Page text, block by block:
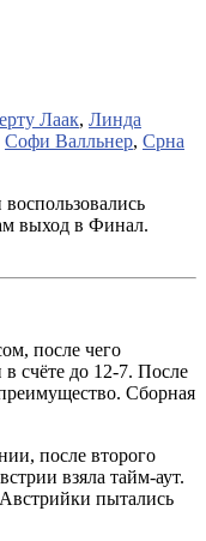
Лаак, Линда
Софи Валльнер, Срна
выход в Финал.
после чего
счёте до 12-7. После
Сборная
после второго
взяла тайм-аут.
пытались